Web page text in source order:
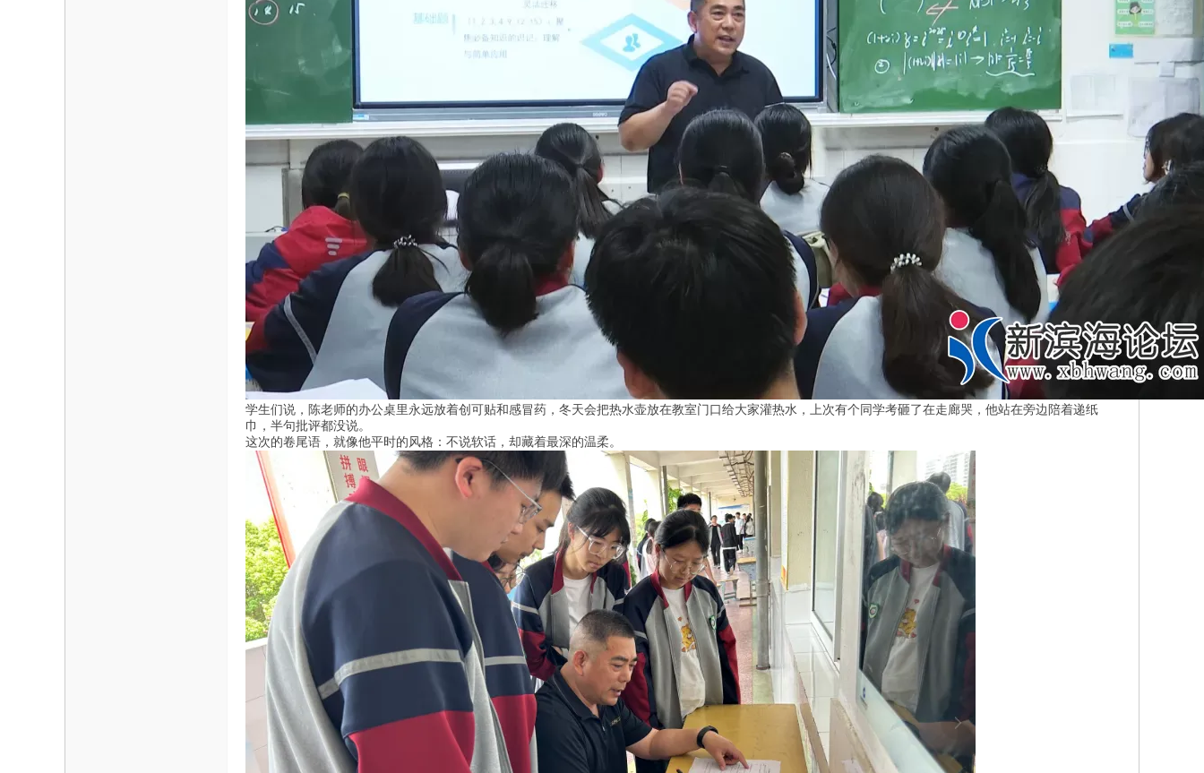
学生们说，陈老师的办公桌里永远放着创可贴和感冒药，冬天会把热水壶放在教室门口给大家灌热水，上次有个同学考砸了在走廊哭，他站在旁边陪着递纸
巾，半句批评都没说。
这次的卷尾语，就像他平时的风格：不说软话，却藏着最深的温柔。